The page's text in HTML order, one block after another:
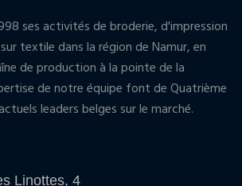
ses activités de broderie, d'impression
textile dans la région de Namur, en
de production à la pointe de la
de notre équipe font de Quatrième
leaders belges sur le marché.
Linottes, 4